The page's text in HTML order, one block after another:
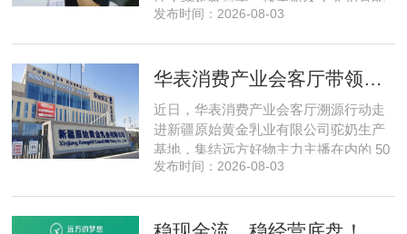
自创立之初便守住初心，以自研操作大
能创始人王启斌，拆解其从创立第一天
数据规模才是决定行业拐点的核心
发布时间：2026-08-03
近日，华表消费产业会客厅溯源行动走
进新疆原始黄金乳业有限公司驼奶生产
基地，集结远方好物主力主播在内的 50
位头部私域主播组团深入工厂一线实地
源同步联动，以沉浸式实景打卡、全流
发布时间：2026-08-03